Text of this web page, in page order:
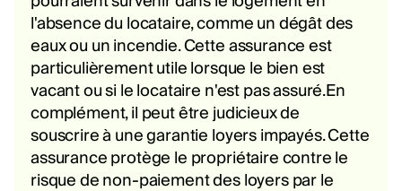
l'absence du locataire, comme un dégât des
eaux ou un incendie. Cette assurance est
particulièrement utile lorsque le bien est
vacant ou si le locataire n'est pas assuré.En
complément, il peut être judicieux de
souscrire à une garantie loyers impayés. Cette
assurance protège le propriétaire contre le
risque de non-paiement des loyers par le